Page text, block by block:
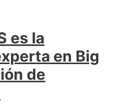
es la
en Big
de